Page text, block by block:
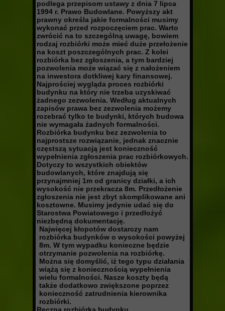
podlega przepisom ustawy z dnia 7 lipca
1994 r. Prawo Budowlane. Powyższy akt
prawny określa jakie formalności musimy
wykonać przed rozpoczęciem prac. Warto
zwrócić na to szczególną uwagę, bowiem
rodzaj rozbiórki może mieć duże przełożenie
na koszt poszczególnych prac. Z kolei
rozbiórka bez zgłoszenia, a tym bardziej
pozwolenia może wiązać się z nałożeniem
na inwestora dotkliwej kary finansowej.
Najprościej wygląda proces rozbiórki
budynku na który nie trzeba uzyskiwać
żadnego zezwolenia. Według aktualnych
zapisów prawa bez zezwolenia możemy
rozebrać tylko te budynki, których budowa
nie wymagała żadnych formalności.
Rozbiórka budynku bez zezwolenia to
najprostsze rozwiązanie, jednak znacznie
częstszą sytuacją jest konieczność
wypełnienia zgłoszenia prac rozbiórkowych.
Dotyczy to wszystkich obiektów
budowlanych, które znajdują się
przynajmniej 1m od granicy działki, a ich
wysokość nie przekracza 8m. Przedłożenie
zgłoszenia nie jest zbyt skomplikowane ani
kosztowne. Musimy jedynie udać się do
Starostwa Powiatowego i przedłożyć
niezbędną dokumentację.
Najwięcej kłopotów dostarczy nam
rozbiórka budynków o wysokości powyżej
8m. W tym wypadku konieczne będzie
otrzymanie pozwolenia na rozbiórkę.
Można się domyślić, iż tego typu działania
wiążą się z koniecznością wypełnienia
wielu formalności. Nasze koszty będą
także dodatkowo zwiększone poprzez
konieczność zatrudnienia kierownika
rozbiórki.